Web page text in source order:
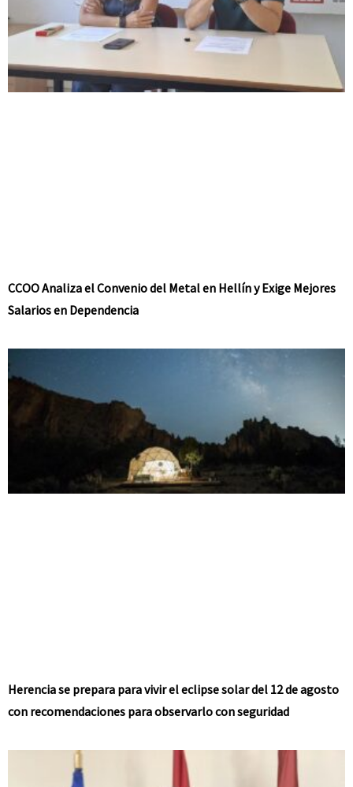
CCOO Analiza el Convenio del Metal en Hellín y Exige Mejores
Salarios en Dependencia
Herencia se prepara para vivir el eclipse solar del 12 de agosto
con recomendaciones para observarlo con seguridad